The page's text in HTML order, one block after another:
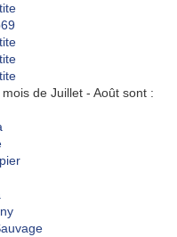
de Juillet - Août sont :